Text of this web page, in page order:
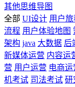
其他思维导图
全部 UI设计 用户旅
流程 用户体验地图
架构 java 大数据 后
新媒体运营 内容运
营 用户运营 电商运
机考试 司法考试 研